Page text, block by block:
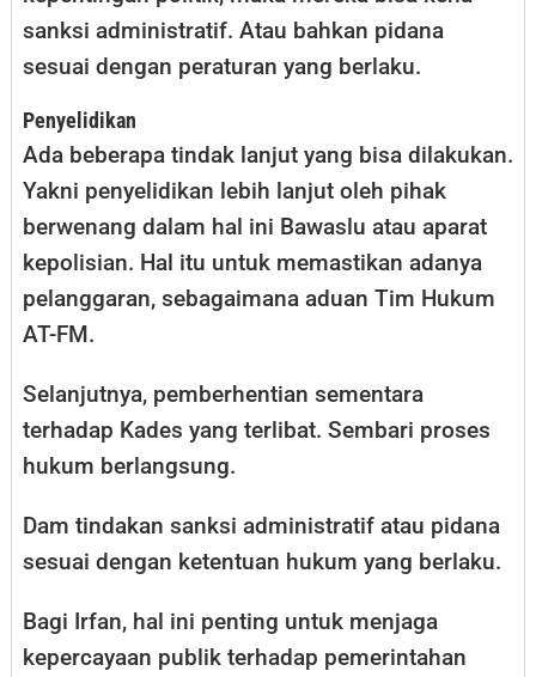
sanksi administratif. Atau bahkan pidana
sesuai dengan peraturan yang berlaku.
Penyelidikan
Ada beberapa tindak lanjut yang bisa dilakukan.
Yakni penyelidikan lebih lanjut oleh pihak
berwenang dalam hal ini Bawaslu atau aparat
kepolisian. Hal itu untuk memastikan adanya
pelanggaran, sebagaimana aduan Tim Hukum
AT-FM.
Selanjutnya, pemberhentian sementara
terhadap Kades yang terlibat. Sembari proses
hukum berlangsung.
Dam tindakan sanksi administratif atau pidana
sesuai dengan ketentuan hukum yang berlaku.
Bagi Irfan, hal ini penting untuk menjaga
kepercayaan publik terhadap pemerintahan